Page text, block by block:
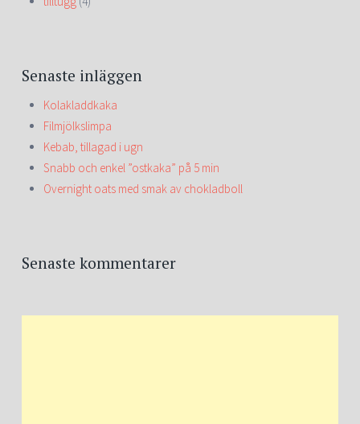
Senaste inläggen
Kolakladdkaka
Filmjölkslimpa
Kebab, tillagad i ugn
Snabb och enkel ”ostkaka” på 5 min
Overnight oats med smak av chokladboll
Senaste kommentarer